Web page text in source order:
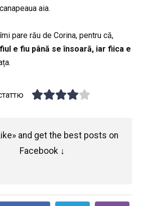
aia.
pare rău de Corina, pentru că,
fiul e fiu până se însoară, iar fiica e
and get the best posts on
Facebook ↓